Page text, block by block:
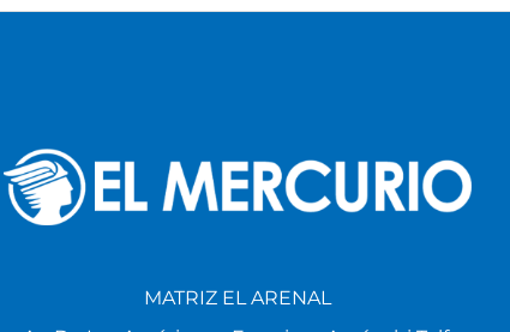
MATRIZ EL ARENAL